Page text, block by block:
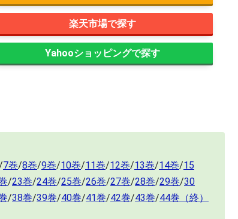
楽天市場
Yahooショッピング
7巻/8巻/9巻/10巻/11巻/12巻/13巻/14巻/15
/23巻/24巻/25巻/26巻/27巻/28巻/29巻/30
/38巻/39巻/40巻/41巻/42巻/43巻/44巻（終）